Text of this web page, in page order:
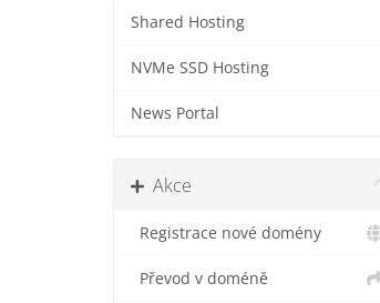
Shared Hosting
NVMe SSD Hosting
News Portal
Akce
Registrace nové domény
Převod v doméně